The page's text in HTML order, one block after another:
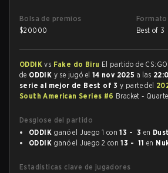
Bolsa de premios
$20000
Formato
Best of 3
ODDIKvs Fake do Biru El partido de
de ODDIK y se jugó el 14 nov 2025 a las
serie al mejor de Best of 3y parte del
South American Series #6 Bracket -
Desglose del partido
ODDIK ganó el Juego 1 con13 - 3 en
ODDIK ganó el Juego 2 con13 - 11 en
Estadísticas clave de jugadores